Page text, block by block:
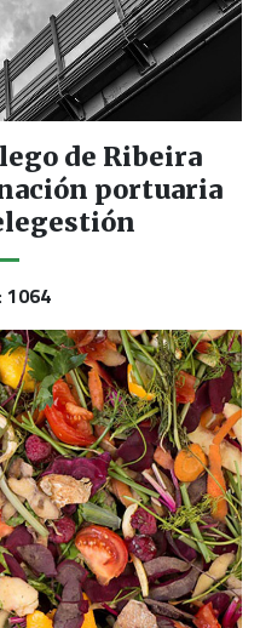
de Ribeira
portuaria
1064